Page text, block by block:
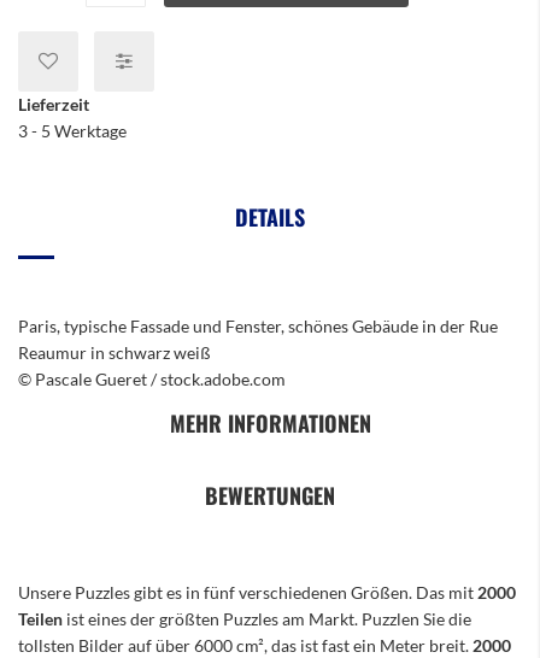
Lieferzeit
3 - 5 Werktage
DETAILS
Paris, typische Fassade und Fenster, schönes Gebäude in der Rue
Reaumur in schwarz weiß
© Pascale Gueret / stock.adobe.com
MEHR INFORMATIONEN
BEWERTUNGEN
Unsere Puzzles gibt es in fünf verschiedenen Größen. Das mit 2000
Teilen ist eines der größten Puzzles am Markt. Puzzlen Sie die
tollsten Bilder auf über 6000 cm², das ist fast ein Meter breit. 2000